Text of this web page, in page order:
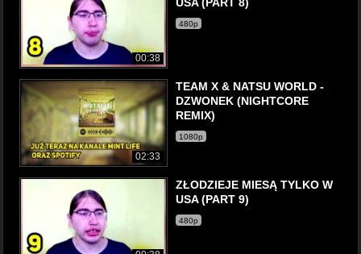
00:38
480p
02:33
TEAM X & NATSU WORLD -
DZWONEK (NIGHTCORE
REMIX)
1080p
ZŁODZIEJE MIESĄ TYLKO W
USA (PART 9)
480p